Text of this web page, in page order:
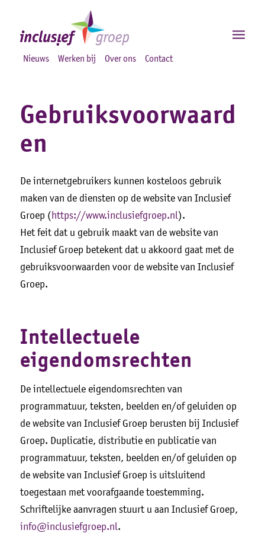
Nieuws Werken bij Over ons Contact
Gebruiksvoorwaard
en
De internetgebruikers kunnen kosteloos gebruik
maken van de diensten op de website van Inclusief
Groep (https://www.inclusiefgroep.nl).
Het feit dat u gebruik maakt van de website van
Inclusief Groep betekent dat u akkoord gaat met de
gebruiksvoorwaarden voor de website van Inclusief
Groep.
Intellectuele
eigendomsrechten
De intellectuele eigendomsrechten van
programmatuur, teksten, beelden en/of geluiden op
de website van Inclusief Groep berusten bij Inclusief
Groep. Duplicatie, distributie en publicatie van
programmatuur, teksten, beelden en/of geluiden op
de website van Inclusief Groep is uitsluitend
toegestaan met voorafgaande toestemming.
Schriftelijke aanvragen stuurt u aan Inclusief Groep,
info@inclusiefgroep.nl.